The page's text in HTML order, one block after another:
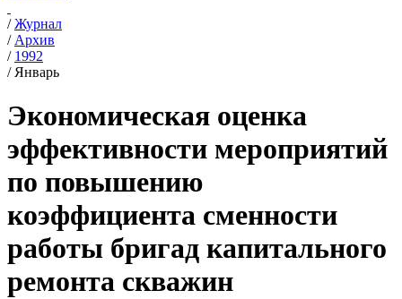
/Журнал
/ Архив
/ 1992
/ Январь
Экономическая оценка
эффективности мероприятий
по повышению
коэффициента сменности
работы бригад капитального
ремонта скважин